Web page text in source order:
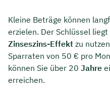
Kleine Beträge können
erzielen. Der Schlüssel
Zinseszins-Effekt zu
Sparraten von 50 € pro
können Sie über 20 Jahre
erreichen.